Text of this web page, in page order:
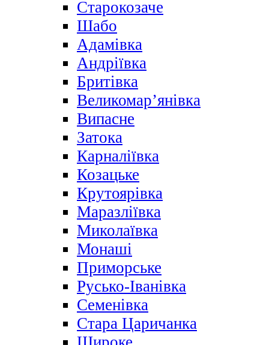
Старокозаче
Шабо
Адамівка
Андріївка
Бритівка
Великомар’янівка
Випасне
Затока
Карналіївка
Козацьке
Крутоярівка
Маразліївка
Миколаївка
Монаші
Приморське
Русько-Іванівка
Семенівка
Стара Царичанка